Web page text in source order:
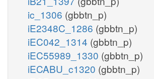
ic_1306 (gbbtn_p)
iE2348C_1286 (gbbtn_p)
iEC042_1314 (gbbtn_p)
iEC55989_1330 (gbbtn_p)
iECABU_c1320 (gbbtn_p)